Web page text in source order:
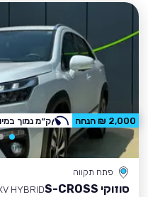
פתח תקווה
סוזוקי S-CROSS
HYBRID
2,000 ₪ הנחה ק״מ נמוך